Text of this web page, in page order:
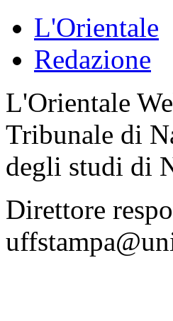
L'Orientale
Redazione
L'Orientale
Tribunale di
degli studi di
Direttore